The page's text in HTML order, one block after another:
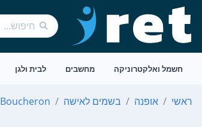
חשמל ואלקטרוניקה מחשבים לבית ולגן
ראשי אופנה בשמים לאישה Boucheron